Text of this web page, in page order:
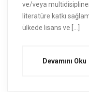
ve/veya
literatüre katkı
ülkede lisans ve […]
Devamını Oku